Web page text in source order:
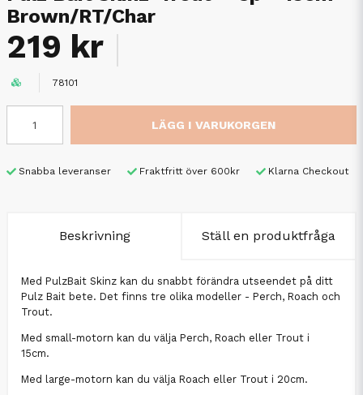
Brown/RT/Char
219 kr
78101
LÄGG I VARUKORGEN
Snabba leveranser Fraktfritt över 600kr Klarna Checkout
Beskrivning Ställ en produktfråga
Med PulzBait Skinz kan du snabbt förändra utseendet på ditt
Pulz Bait bete. Det finns tre olika modeller - Perch, Roach och
Trout.
Med small-motorn kan du välja Perch, Roach eller Trout i
15cm.
Med large-motorn kan du välja Roach eller Trout i 20cm.